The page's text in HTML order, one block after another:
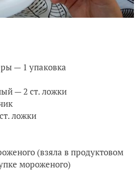
— 1 упаковка
— 2 ст. ложки
ложки
(взяла в продуктовом
мороженого)